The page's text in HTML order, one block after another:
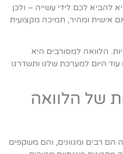
להביא לכם לידי עשייה – ולכן
אישית ומהיר, תמיכה מקצועית
הלוואה למסורבים היא
היום למערכת שלנו ותשדרגו
של הלוואה
הם רבים ומגוונים, והם משקפים